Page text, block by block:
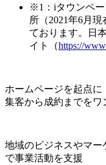
※1：iタウンペー
所（2021年6月
ております。日
イト（https://
ホームページを起点に
集客から成約までをワ
地域のビジネスやマー
で事業活動を支援